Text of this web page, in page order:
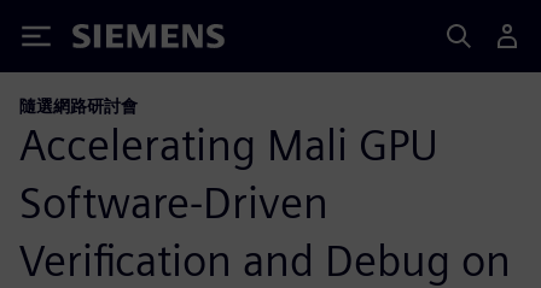
Siemens
隨選網路研討會
Accelerating Mali GPU
Software-Driven
Verification and Debug on